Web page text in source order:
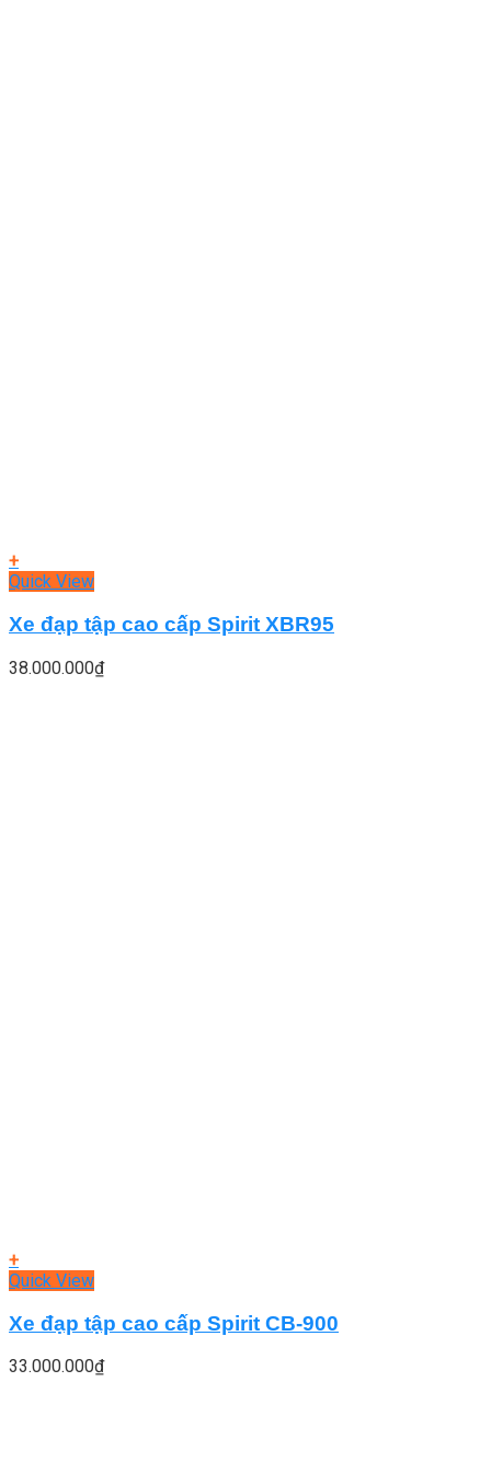
+
Quick View
Xe đạp tập cao cấp Spirit XBR95
38.000.000₫
+
Quick View
Xe đạp tập cao cấp Spirit CB-900
33.000.000₫